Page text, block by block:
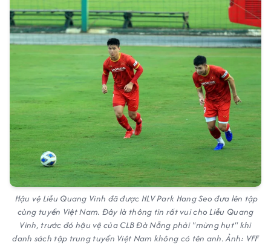
Hậu vệ Liễu Quang Vinh đã được HLV Park Hang Seo đưa lên tập
cùng tuyển Việt Nam. Đây là thông tin rất vui cho Liễu Quang
Vinh, trước đó hậu vệ của CLB Đà Nẵng phải "mừng hụt" khi
danh sách tập trung tuyển Việt Nam không có tên anh. Ảnh: VFF